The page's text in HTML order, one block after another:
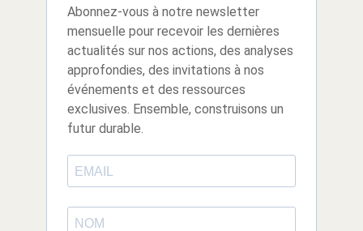
Abonnez-vous à notre newsletter
mensuelle pour recevoir les dernières
actualités sur nos actions, des analyses
approfondies, des invitations à nos
événements et des ressources
exclusives. Ensemble, construisons un
futur durable.